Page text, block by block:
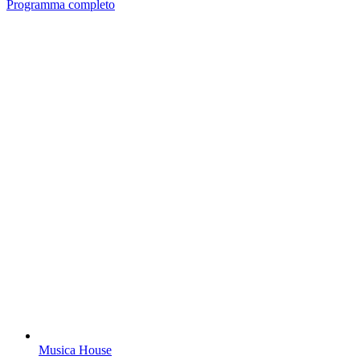
Programma completo
Musica House